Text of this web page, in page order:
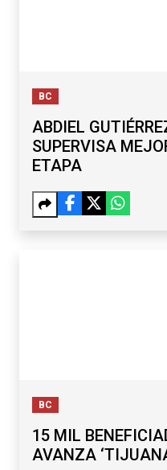
BC
ABDIEL
SUPERVISA
ETAPA
BC
15 MIL
AVANZA